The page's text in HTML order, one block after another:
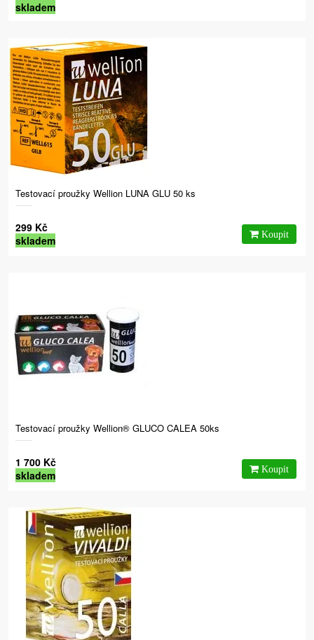
skladem
Testovací proužky Wellion LUNA GLU 50 ks
299 Kč
skladem
Testovací proužky Wellion® GLUCO CALEA 50ks
1 700 Kč
skladem